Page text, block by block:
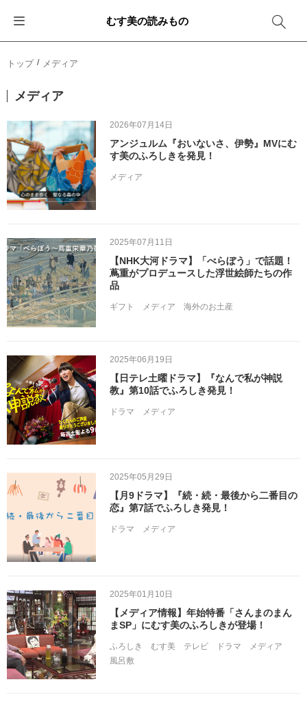
むす美の読みもの
トップ メディア
メディア
2026年07月14日
アンジュルム『おいないさ、伊勢』MVにむ
す美のふろしきを発見！
メディア
2025年07月11日
【NHK大河ドラマ】「べらぼう」で話題！
蔦重がプロデュースした浮世絵師たちの作
品
ギフト メディア 海外のお土産
2025年06月19日
【日テレ土曜ドラマ】『なんで私が神説
教』第10話でふろしき発見！
ドラマ メディア
2025年05月29日
【月9ドラマ】『続・続・最後から二番目の
恋』第7話でふろしき発見！
ドラマ メディア
2025年01月10日
【メディア情報】年始特番「さんまのまん
まSP」にむす美のふろしきが登場！
ふろしき むす美 テレビ ドラマ
メディア
風呂敷
イベント・キャンペーン
新商品
メディア情報
その他
エコバッグ
おしゃれコーデバッグ
収納にもなるバッグ
箱を包む
お酒を包む
一番人気「花包み」
簡単「バッグアレンジ」
ファッション
インテリア
アウトドア
雨の日
旅行
防災
卒業・入学
退職・異動
結婚
出産